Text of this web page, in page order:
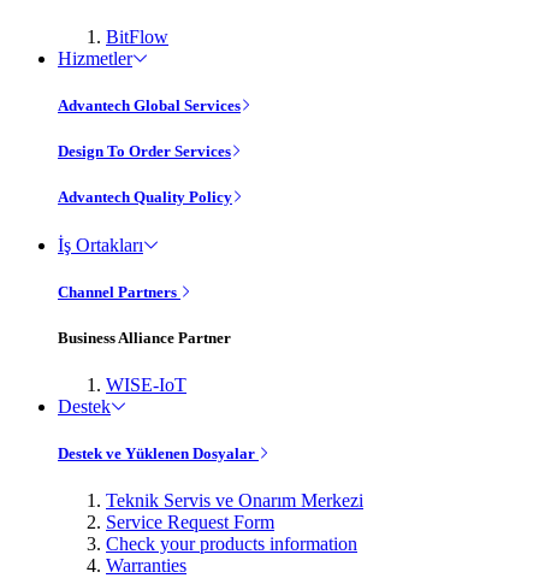
BitFlow
Hizmetler
Advantech Global Services
Design To Order Services
Advantech Quality Policy
İş Ortakları
Channel Partners
Business Alliance Partner
WISE-IoT
Destek
Destek ve Yüklenen Dosyalar
Teknik Servis ve Onarım Merkezi
Service Request Form
Check your products information
Warranties